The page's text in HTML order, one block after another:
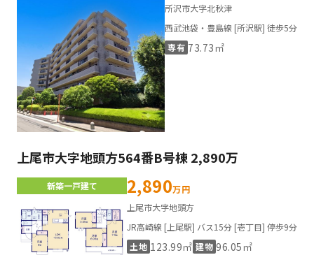
所沢市大字北秋津
西武池袋・豊島線 [所沢駅] 徒歩5分
専有 73.73㎡
上尾市大字地頭方564番B号棟 2,890万
新築一戸建て 2,890万円
上尾市大字地頭方
JR高崎線 [上尾駅] バス15分 [壱丁目] 停歩9分
土地 123.99㎡ 建物 96.05㎡